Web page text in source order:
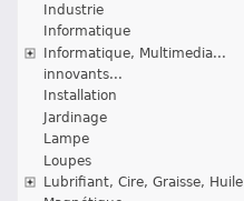
Industrie
Informatique
Informatique, Multimedia...
innovants...
Installation
Jardinage
Lampe
Loupes
Lubrifiant, Cire, Graisse, Huile